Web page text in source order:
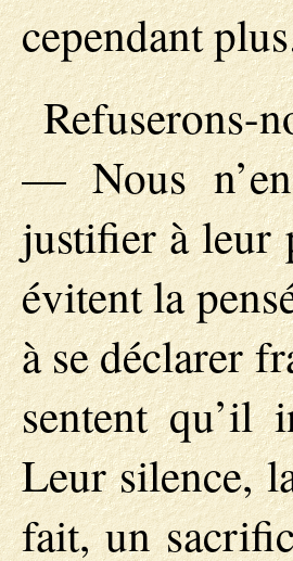
cependant
Refuserons-
— Nous
justifier à leur
évitent la
à se déclarer
sentent qu’il
Leur silence,
fait, un